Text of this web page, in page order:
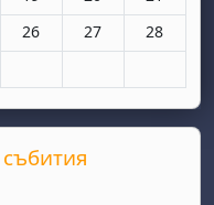
юни
23 юни24 юни
четвъртък, 25 юни
Няма събития, петък, 26
26 Няма събития,
27 Няма
28
30 юни